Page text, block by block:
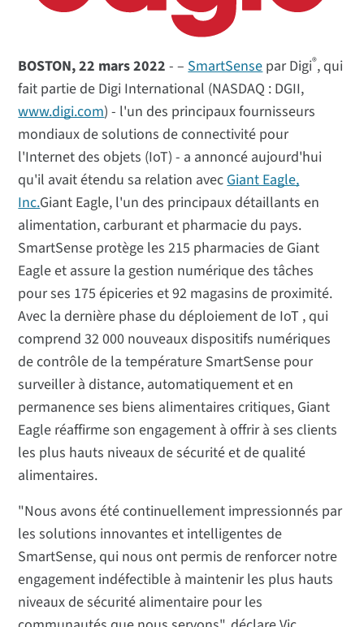
BOSTON, 22 mars 2022 - – SmartSense par Digi®, qui
fait partie de Digi International (NASDAQ : DGII,
www.digi.com) - l'un des principaux fournisseurs
mondiaux de solutions de connectivité pour
l'Internet des objets (IoT) - a annoncé aujourd'hui
qu'il avait étendu sa relation avec Giant Eagle,
Inc.Giant Eagle, l'un des principaux détaillants en
alimentation, carburant et pharmacie du pays.
SmartSense protège les 215 pharmacies de Giant
Eagle et assure la gestion numérique des tâches
pour ses 175 épiceries et 92 magasins de proximité.
Avec la dernière phase du déploiement de IoT , qui
comprend 32 000 nouveaux dispositifs numériques
de contrôle de la température SmartSense pour
surveiller à distance, automatiquement et en
permanence ses biens alimentaires critiques, Giant
Eagle réaffirme son engagement à offrir à ses clients
les plus hauts niveaux de sécurité et de qualité
alimentaires.
"Nous avons été continuellement impressionnés par
les solutions innovantes et intelligentes de
SmartSense, qui nous ont permis de renforcer notre
engagement indéfectible à maintenir les plus hauts
niveaux de sécurité alimentaire pour les